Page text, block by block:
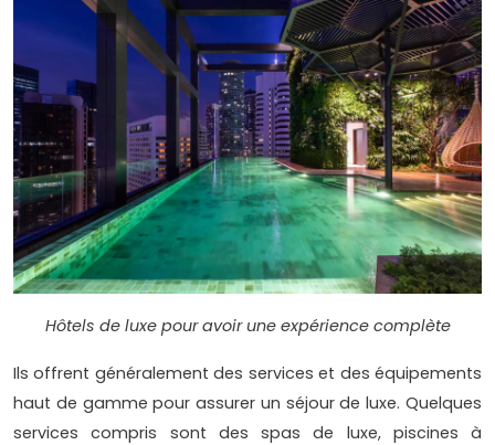
Hôtels de luxe pour avoir une expérience complète
Ils offrent généralement des services et des équipements
haut de gamme pour assurer un séjour de luxe. Quelques
services compris sont des spas de luxe, piscines à